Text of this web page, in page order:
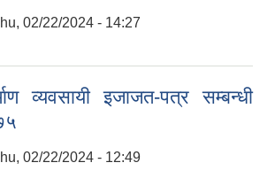
02/22/2024 - 14:27
व्यवसायी इजाजत-पत्र सम्बन्धी
02/22/2024 - 12:49